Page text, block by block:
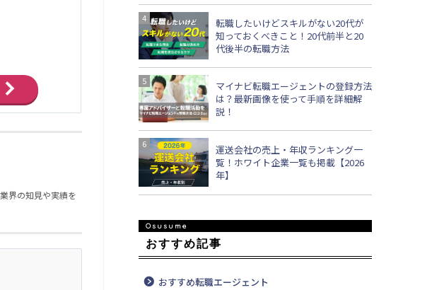
界の知見や実績を
転職したいけどスキルがない20代が
知っておくべきこと！20代前半と20
代後半の転職方法
マイナビ転職エージェントの登録方法
は？最新画像を使って手順を詳細解
説！
運送会社の売上・年収ランキング一
覧！ホワイト企業一覧も掲載【2026
年】
おすすめ記事
おすすめ転職エージェント